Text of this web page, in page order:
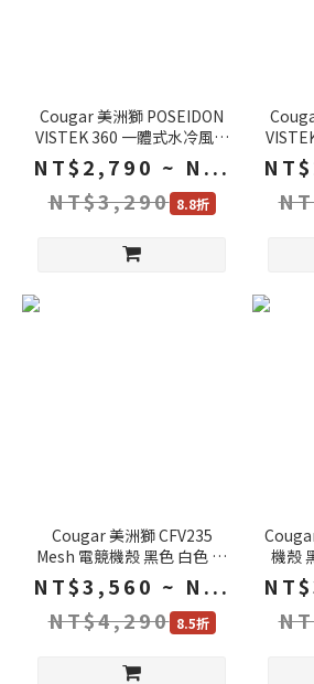
Cougar 美洲獅 POSEIDON
VISTEK 360 一體式水冷風扇
黑色 白色 1.9吋顯示螢幕 智
慧控溫 散熱器 水冷散熱器
NT$2,790 ~ N...
NT$3,290 8.8折
黑色
慧控
Cougar 美洲獅 CFV235
Mesh 電競機殼 黑色 白色 側
邊網孔 懸浮架構雙艙室 電腦
機殼 機殼 中塔機殼 機箱
NT$3,560 ~ N...
NT$4,290 8.5折
機殼
吸防塵
機